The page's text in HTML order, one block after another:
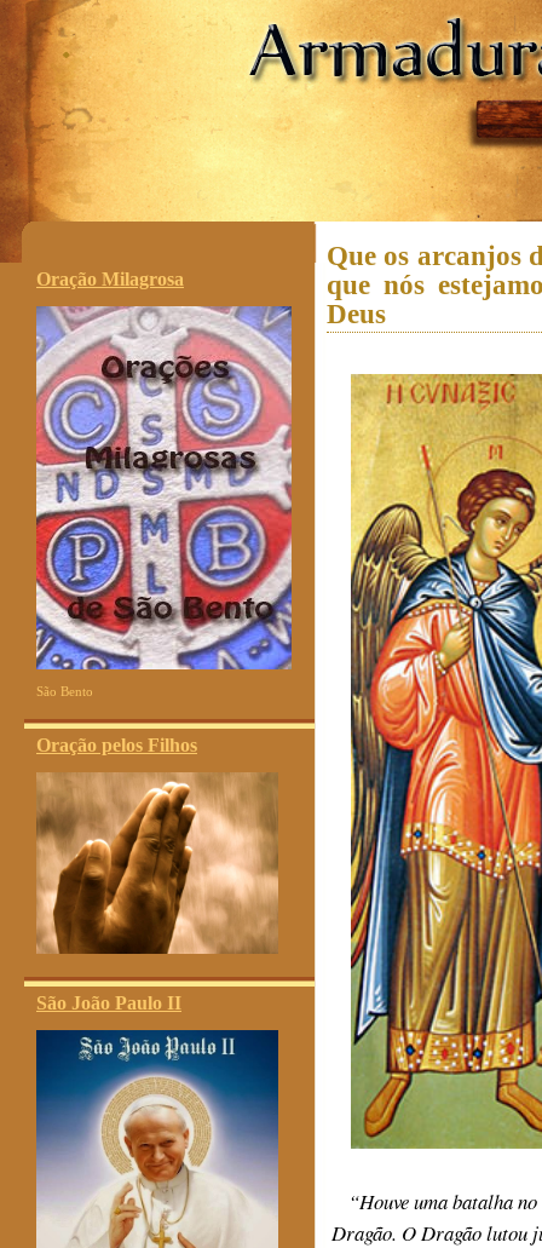
.
Oração Milagrosa
São Bento
Oração pelos Filhos
São João Paulo II
Que os arcanjos
que nós
Deus
“Houve uma batalha
Dragão. O Dragão lutou